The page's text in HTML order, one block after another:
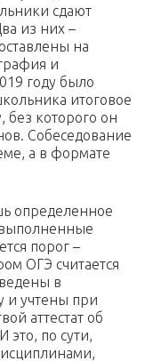
сдают
из них –
на
и
году было
итоговое
без которого он
Собеседование
а в формате
определенное
выполненные
порог –
ОГЭ считается
в
и учтены при
аттестат об
это, по сути,